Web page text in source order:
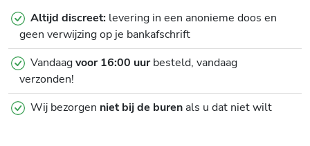
Altijd discreet: levering in een anonieme doos en
geen verwijzing op je bankafschrift
Vandaagvoor 16:00 uurbesteld, vandaag
verzonden!
Wij bezorgen niet bij de burenals u dat niet wilt